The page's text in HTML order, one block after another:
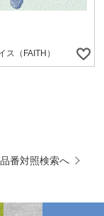
ス（FAITH）
番対照検索へ